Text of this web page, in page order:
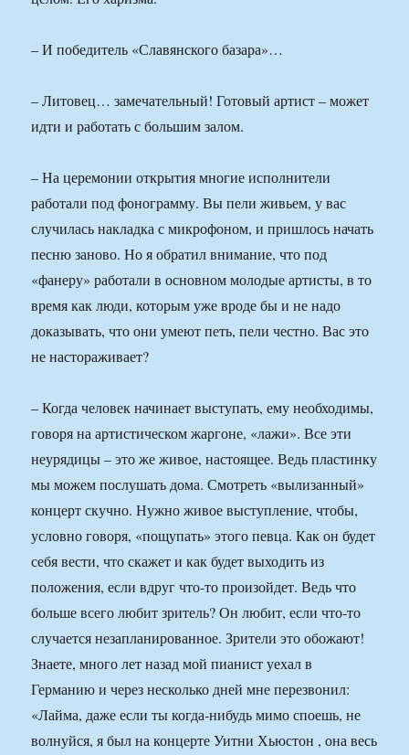
– И победитель «Славянского базара»…
– Литовец… замечательный! Готовый артист – может
идти и работать с большим залом.
– На церемонии открытия многие исполнители
работали под фонограмму. Вы пели живьем, у вас
случилась накладка с микрофоном, и пришлось начать
песню заново. Но я обратил внимание, что под
«фанеру» работали в основном молодые артисты, в то
время как люди, которым уже вроде бы и не надо
доказывать, что они умеют петь, пели честно. Вас это
не настораживает?
– Когда человек начинает выступать, ему необходимы,
говоря на артистическом жаргоне, «лажи». Все эти
неурядицы – это же живое, настоящее. Ведь пластинку
мы можем послушать дома. Смотреть «вылизанный»
концерт скучно. Нужно живое выступление, чтобы,
условно говоря, «пощупать» этого певца. Как он будет
себя вести, что скажет и как будет выходить из
положения, если вдруг что-то произойдет. Ведь что
больше всего любит зритель? Он любит, если что-то
случается незапланированное. Зрители это обожают!
Знаете, много лет назад мой пианист уехал в
Германию и через несколько дней мне перезвонил:
«Лайма, даже если ты когда-нибудь мимо споешь, не
волнуйся, я был на концерте Уитни Хьюстон , она весь